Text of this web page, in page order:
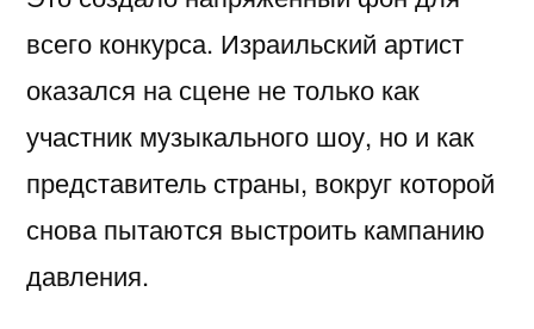
всего конкурса. Израильский артист
оказался на сцене не только как
участник музыкального шоу, но и как
представитель страны, вокруг которой
снова пытаются выстроить кампанию
давления.